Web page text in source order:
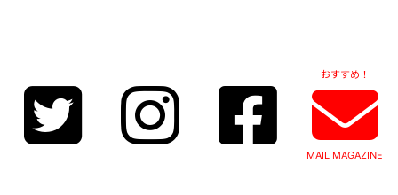
おすすめ！
MAIL MAGAZINE